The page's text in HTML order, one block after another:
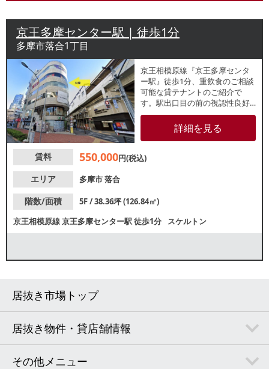
京王多摩センター駅 | 徒歩1分
多摩市落合1丁目
京王相模原線『京王多摩センタ
ー駅』徒歩1分、重飲食のご相談
可能な貸テナントのご紹介で
す。駅出口目の前の視認性良好
な角地に位置しており、他フロ
アでも飲食店が盛業中！居酒
屋、バージムなど各業種、お気
詳細を見る
賃料 550,000円(税込)
エリア
多摩市落合
階数/面積
5F / 38.36坪 (126.84㎡)
京王相模原線京王多摩センター駅徒歩1分 スケルトン
居抜き市場トップ
居抜き物件・貸店舗情報
その他メニュー